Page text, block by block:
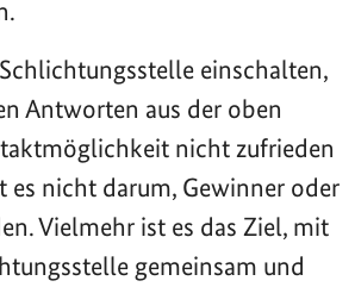
einschalten,
Antworten aus der oben
nicht zufrieden
es nicht darum, Gewinner oder
Vielmehr ist es das Ziel, mit
gemeinsam und